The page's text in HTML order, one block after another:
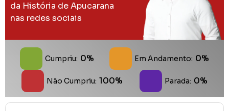
da História de Apucarana
nas redes sociais
Cumpriu: 0% Em Andamento: 0%
Não Cumpriu: 100% Parada: 0%